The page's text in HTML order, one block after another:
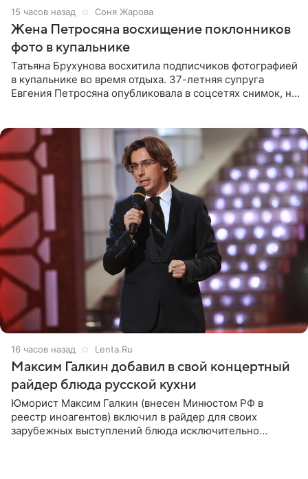
15 часов назад Соня Жарова
Жена Петросяна восхищение поклонников
фото в купальнике
Татьяна Брухунова восхитила подписчиков фотографией
в купальнике во время отдыха. 37-летняя супруга
Евгения Петросяна опубликовала в соцсетях снимок, на
16 часов назад Lenta.Ru
Максим Галкин добавил в свой концертный
райдер блюда русской кухни
Юморист Максим Галкин (внесен Минюстом РФ в
реестр иноагентов) включил в райдер для своих
зарубежных выступлений блюда исключительно